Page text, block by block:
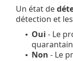
Un état de
détection et les
• Oui - Le
• Non - Le